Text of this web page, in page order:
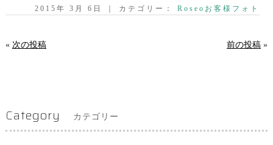
2015年 3月 6日 ｜ カテゴリー：Roseoお客様フォト
« 次の投稿 前の投稿 »
Category カテゴリー